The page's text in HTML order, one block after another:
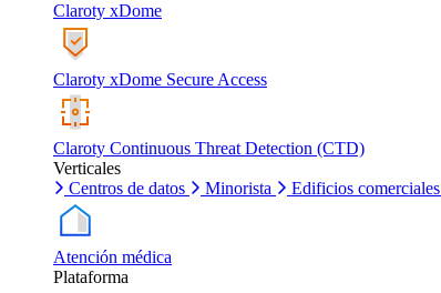
Claroty xDome
Claroty xDome Secure Access
Claroty Continuous Threat Detection (CTD)
Verticales
Centros de datos
Minorista Edificios comerciales
Atención médica
Plataforma